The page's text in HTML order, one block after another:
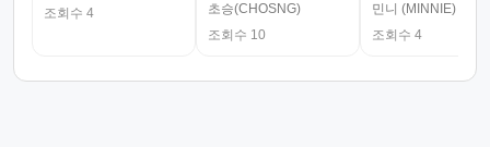
조회수 4
초승(CHOSNG)
조회수 10
민니 (MINNIE)
조회수 4